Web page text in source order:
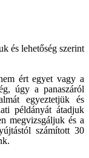
és lehetőség szerint
ért egyet vagy a
úgy a panaszáról
egyeztetjük és
példányát átadjuk
megvizsgáljuk és a
számított 30